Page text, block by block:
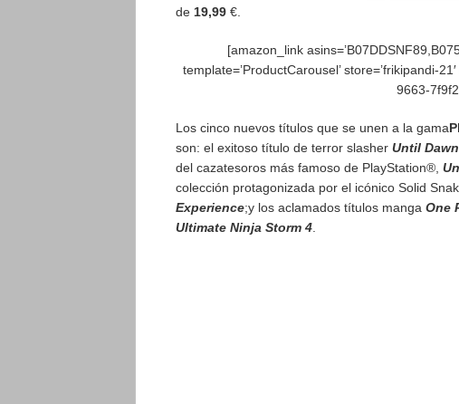
de 19,99 €.
[amazon_link
template=’ProductCarousel’ store=’frikipandi-
9663-
Los cinco nuevos títulos que se unen a la gama
son: el exitoso título de terror slasher Until
del cazatesoros más famoso de PlayStation®,
colección protagonizada por el icónico Solid
Experience;y los aclamados títulos manga One
Ultimate Ninja Storm 4.